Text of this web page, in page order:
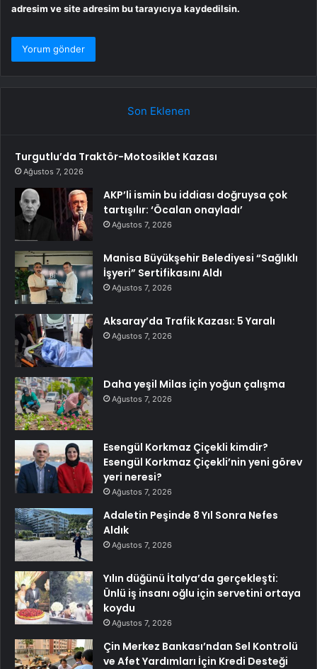
adresim ve site adresim bu tarayıcıya kaydedilsin.
Son Eklenen
Turgutlu’da Traktör-Motosiklet Kazası
Ağustos 7, 2026
AKP’li ismin bu iddiası doğruysa çok
tartışılır: ‘Öcalan onayladı’
Ağustos 7, 2026
Manisa Büyükşehir Belediyesi “Sağlıklı
İşyeri” Sertifikasını Aldı
Ağustos 7, 2026
Aksaray’da Trafik Kazası: 5 Yaralı
Ağustos 7, 2026
Daha yeşil Milas için yoğun çalışma
Ağustos 7, 2026
Esengül Korkmaz Çiçekli kimdir?
Esengül Korkmaz Çiçekli’nin yeni görev
yeri neresi?
Ağustos 7, 2026
Adaletin Peşinde 8 Yıl Sonra Nefes
Aldık
Ağustos 7, 2026
Yılın düğünü İtalya’da gerçekleşti:
Ünlü iş insanı oğlu için servetini ortaya
koydu
Ağustos 7, 2026
Çin Merkez Bankası’ndan Sel Kontrolü
ve Afet Yardımları İçin Kredi Desteği